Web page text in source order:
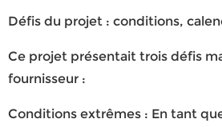
Défis du projet : conditions,
Ce projet présentait trois défis
fournisseur :
Conditions extrêmes : En tant